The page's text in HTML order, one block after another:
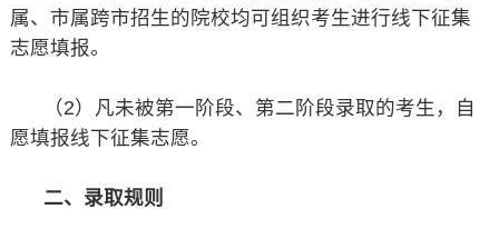
属、市属跨市招生的院校均可组织考生进行线下征集
志愿填报。
（2）凡未被第一阶段、第二阶段录取的考生，自
愿填报线下征集志愿。
二、录取规则